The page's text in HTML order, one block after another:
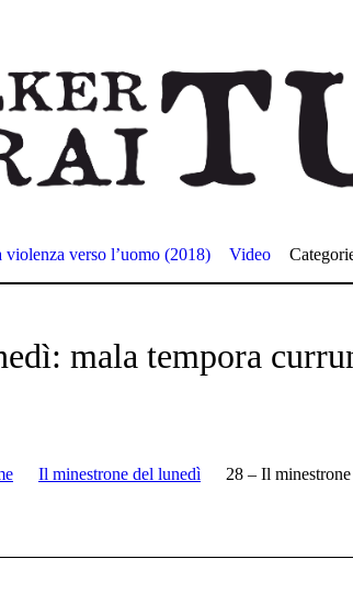
violenza verso l’uomo (2018) Video
mala tempora
Il minestrone del lunedì 28 – Il